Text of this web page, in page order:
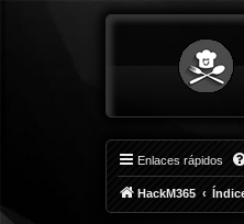
Enlaces rápidos
HackM365